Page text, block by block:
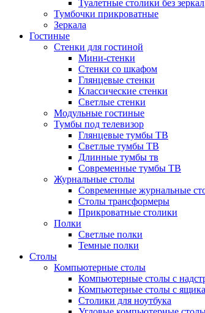
Туалетные столики без зеркал
Тумбочки прикроватные
Зеркала
Гостиные
Стенки для гостиной
Мини-стенки
Стенки со шкафом
Глянцевые стенки
Классические стенки
Светлые стенки
Модульные гостиные
Тумбы под телевизор
Глянцевые тумбы ТВ
Светлые тумбы ТВ
Длинные тумбы тв
Современные тумбы ТВ
Журнальные столы
Современные журнальные
Столы трансформеры
Прикроватные столики
Полки
Светлые полки
Темные полки
Столы
Компьютерные столы
Компьютерные столы с
Компьютерные столы с
Столики для ноутбука